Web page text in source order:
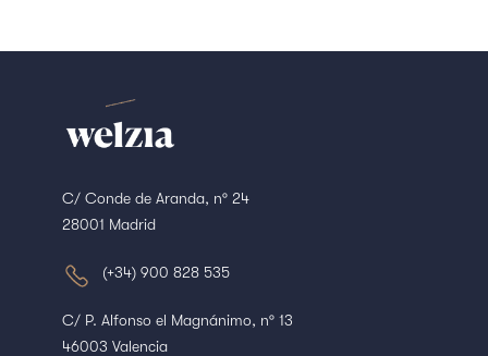
C/ Conde de Aranda, nº 24
28001 Madrid
(+34) 900 828 535
C/ P. Alfonso el Magnánimo, nº 13
46003 Valencia